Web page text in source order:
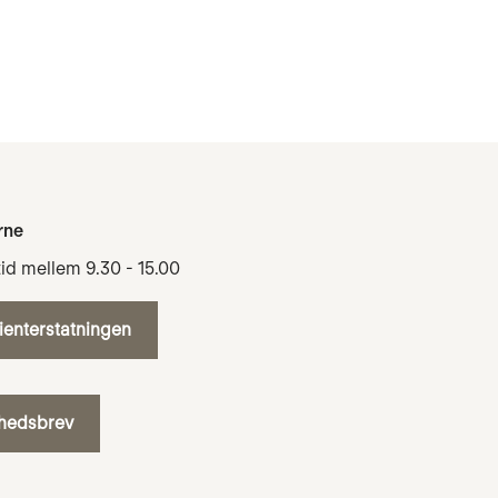
mellem 9.30 - 15.00